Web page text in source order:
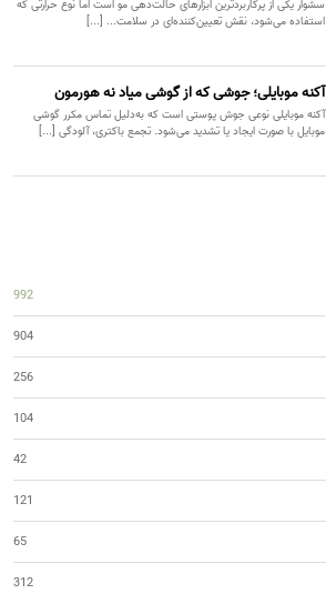
سشوار یکی از پرکاربردترین ابزارهای حالت‌دهی مو است اما نوع حرارتی که
استفاده می‌شود، نقش تعیین‌کننده‌ای در سلامت... [...]
آکنه موبایلی؛ جوشی که از گوشی میاد نه هورمون
آکنه موبایلی نوعی جوش پوستی است که به‌دلیل تماس مکرر گوشی
موبایل با صورت ایجاد یا تشدید می‌شود. تجمع باکتری، آلودگی [...]
992
904
256
104
42
121
65
312